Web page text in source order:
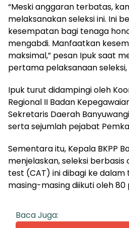
“Meski anggaran terbatas,
melaksanakan seleksi ini. Ini
kesempatan bagi tenaga
mengabdi. Manfaatkan
maksimal,” pesan Ipuk saat
pertama pelaksanaan
Ipuk turut didampingi oleh
Regional II Badan
Sekretaris Daerah
serta sejumlah pejabat
Sementara itu, Kepala BKPP
menjelaskan, seleksi
test (CAT) ini dibagi ke dalam
masing-masing diikuti oleh 80
Baca Juga: